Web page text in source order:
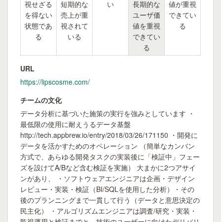
視せざる
を得ない
状態であ
る
短期的な
売上が重
視されて
いる
い
長期的な
ユーザ価
値を重視
できてい
る
値が重視
できてい
る
URL
https://lipscosme.com/
チームの文化
データ分析に基づいた施策の実行を強みとしています ・
最低限の使用に耐えうるデータ基盤
http://tech.appbrew.io/entry/2018/03/26/171150 ・開発に
データを活かすためのオペレーション （簡単なカンバン
方式で、あらゆる開発タスクの実装後に「検証中」フェー
ズを設けてA/Bなど含む検証を実施） 大まかに2つアサイ
ンがあり、 ・ソフトウェアエンジニアは企画・デザイン
レビュー・実装・検証（BI/SQLを使用した分析）・その
後のプランニングまで一貫して行う（データと意思決定の
民主化） ・アルゴリズムエンジニアは調査/研究・実装・